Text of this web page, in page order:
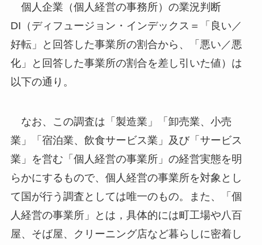
個人企業（個人経営の事務所）の業況判断
DI（ディフュージョン・インデックス＝「良い／
好転」と回答した事業所の割合から、「悪い／悪
化」と回答した事業所の割合を差し引いた値）は
以下の通り。
なお、この調査は「製造業」「卸売業、小売
業」「宿泊業、飲食サービス業」及び「サービス
業」を営む「個人経営の事業所」の経営実態を明
らかにするもので、個人経営の事業所を対象とし
て国が行う調査としては唯一のもの。また、「個
人経営の事業所」とは，具体的には町工場や八百
屋、そば屋、クリーニング店など暮らしに密着し